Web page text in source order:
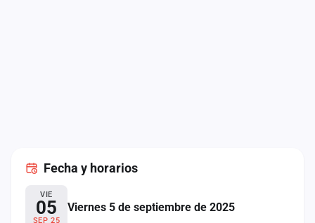
Fecha y horarios
VIE
05
SEP 25
Viernes 5 de septiembre de 2025
Administración
Contacto